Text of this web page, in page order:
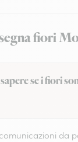
fiori
se i fiori
da